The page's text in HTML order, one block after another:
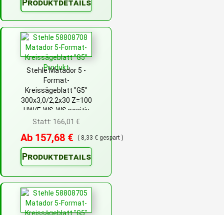
Produktdetails
Stehle Matador 5 -
Format-
Kreissägeblatt "G5"
300x3,0/2,2x30 Z=100
HW/F-WS-WS positiv
Statt: 166,01 €
Ab 157,68 € ( 8,33 € gespart )
Produktdetails